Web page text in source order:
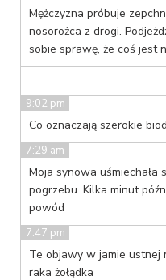
Mężczyzna próbuje
nosorożca z drogi.
sobie sprawę, że coś jest
9:02 pm
Co oznaczają szerokie
7:29 am
Moja synowa uśmiechała
pogrzebu. Kilka minut
powód
7:47 pm
Te objawy w jamie ustnej
raka żołądka